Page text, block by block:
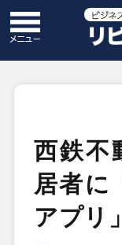
西鉄不
居者に
アプリ